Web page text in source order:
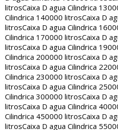
litrosCaixa D agua Cilindrica
Cilindrica 140000 litrosCaixa D
litrosCaixa D agua Cilindrica
Cilindrica 170000 litrosCaixa D
litrosCaixa D agua Cilindrica
Cilindrica 200000 litrosCaixa D
litrosCaixa D agua Cilindrica
Cilindrica 230000 litrosCaixa D
litrosCaixa D agua Cilindrica
Cilindrica 300000 litrosCaixa D
litrosCaixa D agua Cilindrica
Cilindrica 450000 litrosCaixa D
litrosCaixa D agua Cilindrica